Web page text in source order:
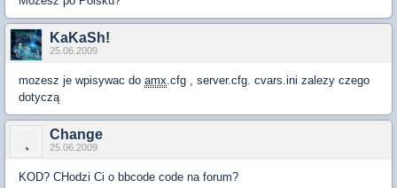
KaKaSh!
25.06.2009
mozesz je wpisywac do amx .cfg , server.cfg. cvars.ini zalezy czego
dotyczą
Change
25.06.2009
KOD? CHodzi Ci o bbcode code na forum?